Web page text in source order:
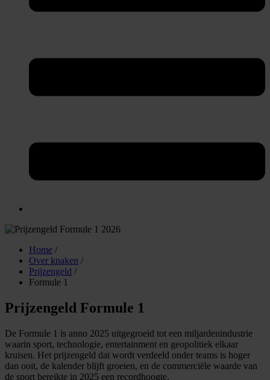
Home /
Over knaken /
Prijzengeld /
Formule 1
Prijzengeld Formule 1
De Formule 1 is anno 2025 uitgegroeid tot een miljardenindustrie
waarin sport, technologie, entertainment en geopolitiek elkaar
kruisen. Het prijzengeld dat wordt verdeeld onder teams is hoger
dan ooit, de kalender blijft groeien, en de commerciële waarde van
de sport bereikte in 2025 een recordhoogte.